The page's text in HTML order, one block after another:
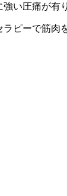
い圧痛が有
ピーで筋肉